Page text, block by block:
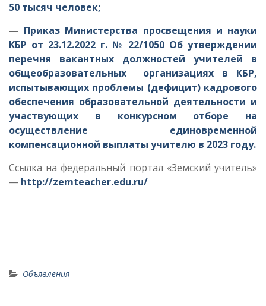
50 тысяч человек;
— Приказ Министерства просвещения и науки
КБР от 23.12.2022 г. № 22/1050 Об утверждении
перечня вакантных должностей учителей в
общеобразовательных организациях в КБР,
испытывающих проблемы (дефицит) кадрового
обеспечения образовательной деятельности и
участвующих в конкурсном отборе на
осуществление единовременной
компенсационной выплаты учителю в 2023 году.
Ссылка на федеральный портал «Земский учитель»
— http://zemteacher.edu.ru/
Объявления